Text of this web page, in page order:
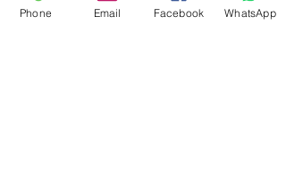
Phone Email Facebook WhatsApp